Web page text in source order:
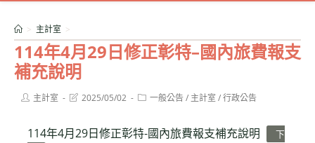
114年4月29日修正彰特–國內旅費報支
補充說明
> 主計室 >
Post主計室
Post2025/05/02
Post一般公告/ 主計室 /行政公告
114年4月29日修正彰特-國內旅費報支補充說明
下